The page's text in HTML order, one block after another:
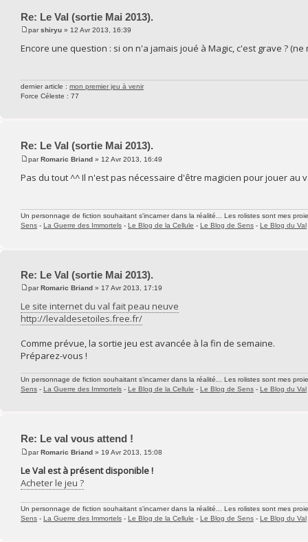
Re: Le Val (sortie Mai 2013).
parshiryu » 12 Avr 2013, 16:39
Encore une question : si on n'a jamais joué à Magic, c'est grave ?
dernier article : mon premier jeu à venir
Force Céleste : 77
Re: Le Val (sortie Mai 2013).
parRomaric Briand » 12 Avr 2013, 16:49
Pas du tout ^^ Il n'est pas nécessaire d'être magicien pour jouer au
Un personnage de fiction souhaitant s'incarner dans la réalité... Les rolistes sont mes
Sens - La Guerre des Immortels - Le Blog de la Cellule - Le Blog de Sens - Le Blog du Val
Re: Le Val (sortie Mai 2013).
parRomaric Briand » 17 Avr 2013, 17:19
Le site internet du val fait peau neuve
http://levaldesetoiles.free.fr/
Comme prévue, la sortie jeu est avancée à la fin de semaine.
Préparez-vous !
Un personnage de fiction souhaitant s'incarner dans la réalité... Les rolistes sont mes
Sens - La Guerre des Immortels - Le Blog de la Cellule - Le Blog de Sens - Le Blog du Val
Re: Le val vous attend !
parRomaric Briand » 19 Avr 2013, 15:08
Le Val est à présent disponible !
Acheter le jeu ?
Un personnage de fiction souhaitant s'incarner dans la réalité... Les rolistes sont mes
Sens - La Guerre des Immortels - Le Blog de la Cellule - Le Blog de Sens - Le Blog du Val